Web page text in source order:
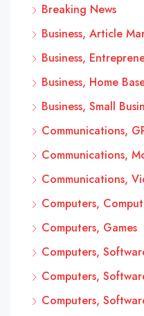
Breaking News
Business, Article
Business,
Business, Home
Business, Small
Communications,
Communications,
Communications,
Computers,
Computers, Games
Computers,
Computers,
Computers,